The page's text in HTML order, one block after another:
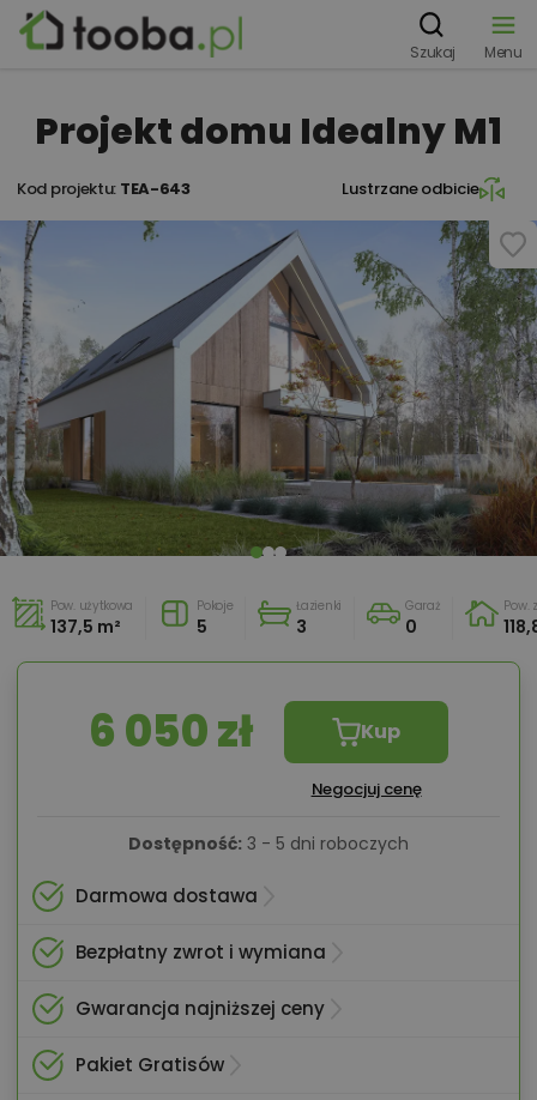
Szukaj Menu
Projekt domu Idealny M1
Kod projektu: TEA-643 Lustrzane odbicie
Pow. użytkowa
137,5 m²
Pokoje
5
Łazienki
3
Garaż
0
Pow.
6 050 zł Kup
Negocjuj cenę
Dostępność: 3 - 5 dni roboczych
Darmowa dostawa
Bezpłatny zwrot i wymiana
Gwarancja najniższej ceny
Pakiet Gratisów